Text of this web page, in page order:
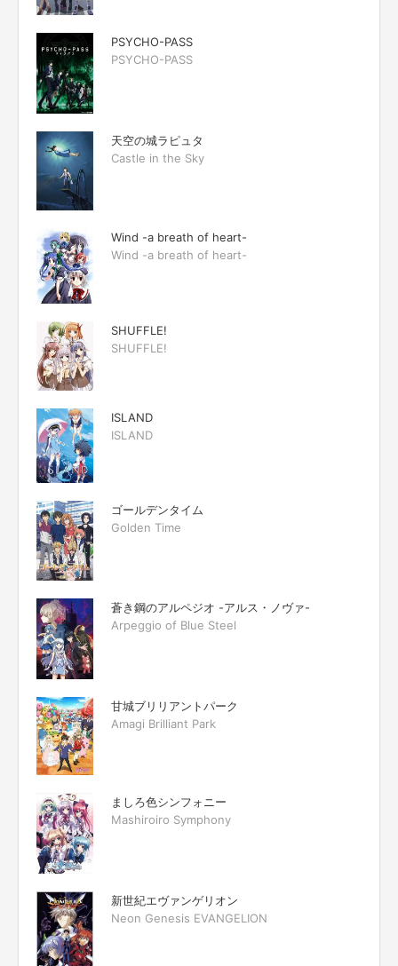
PSYCHO-PASS
PSYCHO-PASS
天空の城ラピュタ
Castle in the Sky
Wind -a breath of heart-
Wind -a breath of heart-
SHUFFLE!
SHUFFLE!
ISLAND
ISLAND
ゴールデンタイム
Golden Time
蒼き鋼のアルペジオ -アルス・ノヴァ-
Arpeggio of Blue Steel
甘城ブリリアントパーク
Amagi Brilliant Park
ましろ色シンフォニー
Mashiroiro Symphony
新世紀エヴァンゲリオン
Neon Genesis EVANGELION